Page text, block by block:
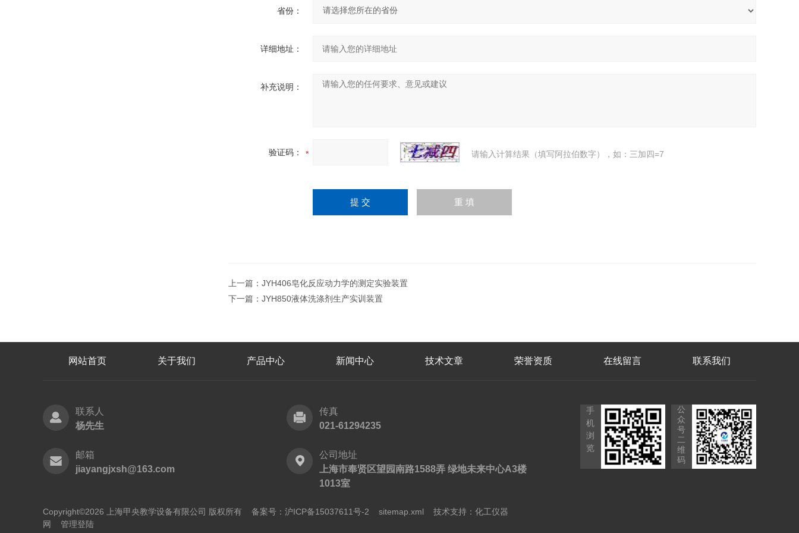
省份：
详细地址：
补充说明：
验证码： 请输入计算结果（填写阿拉伯数字），如：三加四=7
上一篇： JYH406皂化反应动力学的测定实验装置
下一篇： JYH850液体洗涤剂生产实训装置
网站首页 关于我们 产品中心 新闻中心 技术文章 荣誉资质 在线留言 联系我们
联系人
杨先生
传真
021-61294235
邮箱
jiayangjxsh@163.com
公司地址
上海市奉贤区望园南路1588弄 绿地未来中心A3楼
1013室
手
机
浏
览
公
众
号
二
维
码
Copyright©2026 上海甲央教学设备有限公司 版权所有 备案号：沪ICP备15037611号-2 sitemap.xml 技术支持： 化工仪器
网
管理登陆